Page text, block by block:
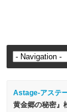
Astage-アステ
黄金郷の秘密』